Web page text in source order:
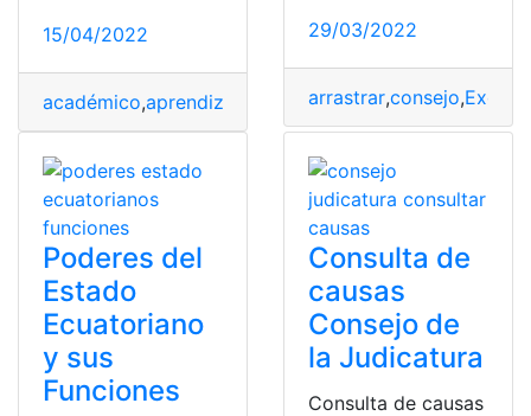
15/04/2022
académico,aprendizaje aprendizaje de inglés en
29/03/2022
arrastrar,consejo,Excel
Poderes del
Estado
Ecuatoriano
y sus
Funciones
Consulta de
causas
Consejo de
la Judicatura
Consulta de causas